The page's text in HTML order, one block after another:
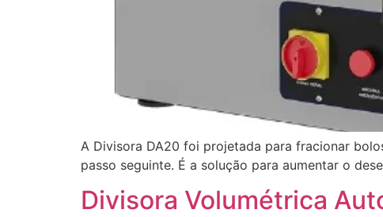
A Divisora DA20 foi projetada para fracionar
passo seguinte. É a solução para aumentar o
Divisora Volumétrica